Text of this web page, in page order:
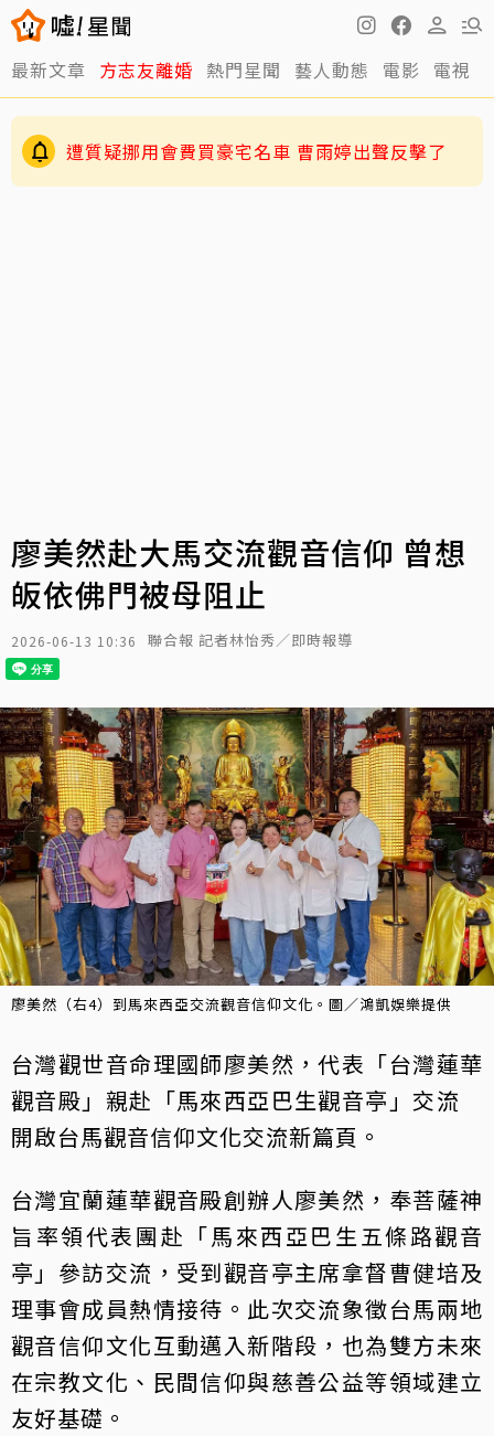
最新文章 方志友離婚 熱門星聞 藝人動態 電影 電視
遭質疑挪用會費買豪宅名車 曹雨婷出聲反擊了
廖美然赴大馬交流觀音信仰 曾想
皈依佛門被母阻止
2026-06-13 10:36 聯合報 記者林怡秀／即時報導
廖美然（右4）到馬來西亞交流觀音信仰文化。圖／鴻凱娛樂提供
台灣觀世音命理國師廖美然，代表「台灣蓮華
觀音殿」親赴「馬來西亞巴生觀音亭」交流
開啟台馬觀音信仰文化交流新篇頁。
台灣宜蘭蓮華觀音殿創辦人廖美然，奉菩薩神
旨率領代表團赴「馬來西亞巴生五條路觀音
亭」參訪交流，受到觀音亭主席拿督曹健培及
理事會成員熱情接待。此次交流象徵台馬兩地
觀音信仰文化互動邁入新階段，也為雙方未來
在宗教文化、民間信仰與慈善公益等領域建立
友好基礎。